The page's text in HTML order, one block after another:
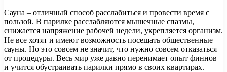
Сауна – отличный способ расслабиться и провести время с
пользой. В парилке расслабляются мышечные спазмы,
снижается напряжение рабочей недели, укрепляется организм.
Не все хотят и имеют возможность посещать общественные
сауны. Но это совсем не значит, что нужно совсем отказаться
от процедуры. Весь мир уже давно перенимает опыт финнов
и учится обустраивать парилки прямо в своих квартирах.